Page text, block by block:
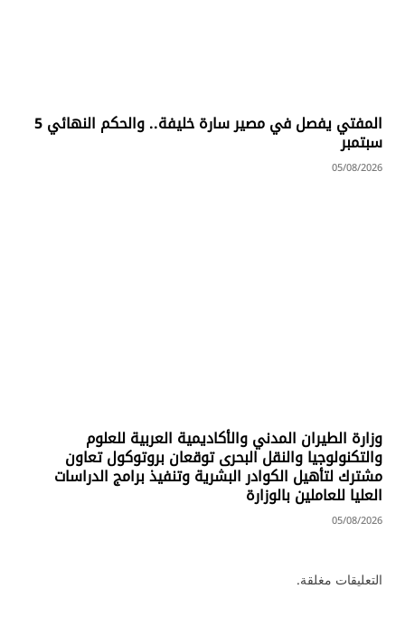
المفتي يفصل في مصير سارة خليفة.. والحكم النهائي 5
سبتمبر
05/08/2026
وزارة الطيران المدني والأكاديمية العربية للعلوم
والتكنولوجيا والنقل البحرى توقعان بروتوكول تعاون
مشترك لتأهيل الكوادر البشرية وتنفيذ برامج الدراسات
العليا للعاملين بالوزارة
05/08/2026
التعليقات مغلقة.